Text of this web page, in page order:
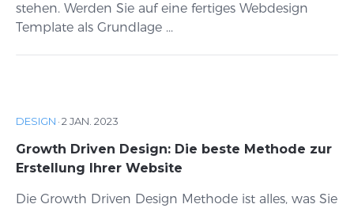
stehen. Werden Sie auf eine fertiges Webdesign
Template als Grundlage ...
DESIGN ·2 JAN. 2023
Growth Driven Design: Die beste Methode zur
Erstellung Ihrer Website
Die Growth Driven Design Methode ist alles, was Sie